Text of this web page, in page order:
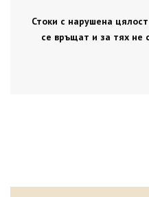
Стоки с нарушена
се връщат и за тях не